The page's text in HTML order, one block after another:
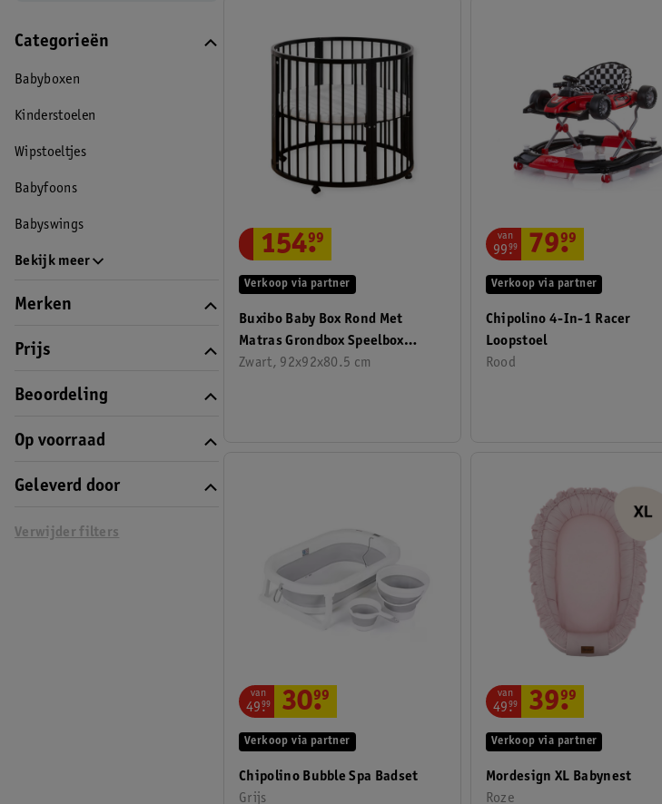
Categorieën
Babyboxen
Kinderstoelen
Wipstoeltjes
Babyfoons
Babyswings
Bekijk meer
Merken
Prijs
Beoordeling
Op voorraad
Geleverd door
Verwijder filters
Buxibo Baby Box Rond Met
Matras Grondbox Speelbox
Playpen Kinderbox
Zwart, 92x92x80.5 cm
Verkoop via partner
154.
99
Chipolino 4-In-1 Racer
Loopstoel
Rood
Verkoop via partner
van
99.
99 79.
99
Chipolino Bubble Spa Badset
Grijs
Verkoop via partner
van
49.
99 30.
99
Mordesign XL Babynest
Roze
Verkoop via partner
van
49.
99 39.
99